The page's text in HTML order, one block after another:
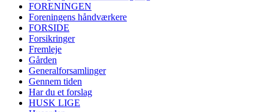
FORENINGEN
Foreningens håndværkere
FORSIDE
Forsikringer
Fremleje
Gården
Generalforsamlinger
Gennem tiden
Har du et forslag
HUSK LIGE